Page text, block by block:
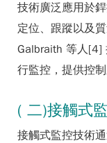
技術廣泛應用於
定位、跟蹤以及
Galbraith 等人[4]
行監控，提供控制
( 二)接觸式
接觸式監控技術